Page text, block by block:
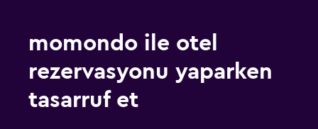
Çekyat
Elbise askılığı
momondo ile otel
rezervasyonu yaparken
tasarruf et